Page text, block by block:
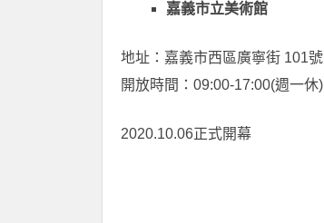
嘉義市立美術館
地址：嘉義市西區廣寧街 101號
開放時間：09:00-17:00(週一休)
2020.10.06正式開幕